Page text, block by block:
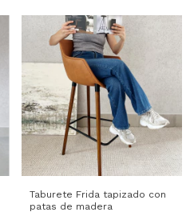
Taburete Frida tapizado con
patas de madera